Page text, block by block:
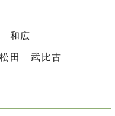
和広
田 武比古